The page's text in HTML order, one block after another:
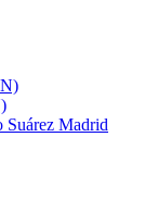
Madrid